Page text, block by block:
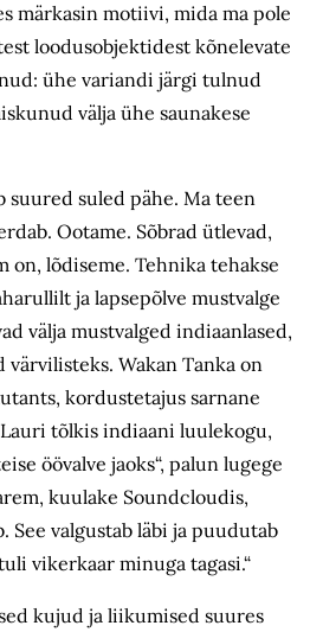
märkasin motiivi, mida ma pole
loodusobjektidest kõnelevate
ühe variandi järgi tulnud
välja ühe saunakese
suured suled pähe. Ma teen
Ootame. Sõbrad ütlevad,
on, lõdiseme. Tehnika tehakse
ja lapsepõlve mustvalge
välja mustvalged indiaanlased,
Wakan Tanka on
kordustetajus sarnane
tõlkis indiaani luulekogu,
öövalve jaoks“, palun lugege
kuulake Soundcloudis,
See valgustab läbi ja puudutab
vikerkaar minuga tagasi.“
kujud ja liikumised suures